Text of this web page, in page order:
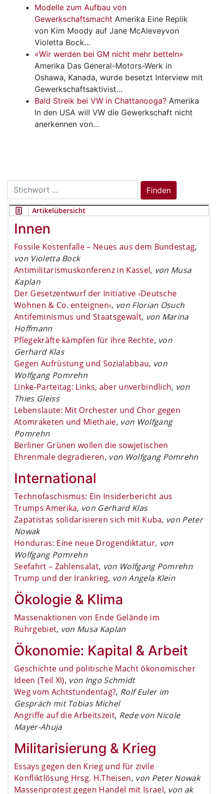
Modelle zum Aufbau von
Gewerkschaftsmacht Amerika Eine Replik
von Kim Moody auf Jane McAleveyvon
Violetta Bock…
«Wir werden bei GM nicht mehr betteln»
Amerika Das General-Motors-Werk in
Oshawa, Kanada, wurde besetzt Interview mit
Gewerkschaftsaktivist…
Bald Streik bei VW in Chattanooga? Amerika
In den USA will VW die Gewerkschaft nicht
anerkennen von…
Search
for:
Finden
Artikelübersicht
Innen
Fossile Kostenfalle – Neues aus dem Bundestag,
von Violetta Bock
Antimilitarismuskonferenz in Kassel, von Musa
Kaplan
Der Gesetzentwurf der Initiative ›Deutsche
Wohnen & Co. enteignen‹, von Florian Osuch
Antifeminismus und Staatsgewalt, von Marina
Hoffmann
Pflegekräfte kämpfen für ihre Rechte, von
Gerhard Klas
Gegen Aufrüstung und Sozialabbau, von
Wolfgang Pomrehn
Linke-Parteitag: Links, aber unverbindlich, von
Thies Gleiss
Lebenslaute: Mit Orchester und Chor gegen
Atomraketen und Miethaie, von Wolfgang
Pomrehn
Berliner Grünen wollen die sowjetischen
Ehrenmale degradieren, von Wolfgang Pomrehn
International
Technofaschismus: Ein Insiderbericht aus
Trumps Amerika, von Gerhard Klas
Zapatistas solidarisieren sich mit Kuba, von Peter
Nowak
Honduras: Eine neue Drogendiktatur, von
Wolfgang Pomrehn
Seefahrt – Zahlensalat, von Wolfgang Pomrehn
Trump und der Irankrieg, von Angela Klein
Ökologie & Klima
Massenaktionen von Ende Gelände im
Ruhrgebiet, von Musa Kaplan
Ökonomie: Kapital & Arbeit
Geschichte und politische Macht ökonomischer
Ideen (Teil XI), von Ingo Schmidt
Weg vom Achtstundentag?, Rolf Euler im
Gespräch mit Tobias Michel
Angriffe auf die Arbeitszeit, Rede von Nicole
Mayer-Ahuja
Militarisierung & Krieg
Essays gegen den Krieg und für zivile
Konfliktlösung Hrsg. H.Theisen, von Peter Nowak
Massenprotest gegen Handel mit Israel, von ak